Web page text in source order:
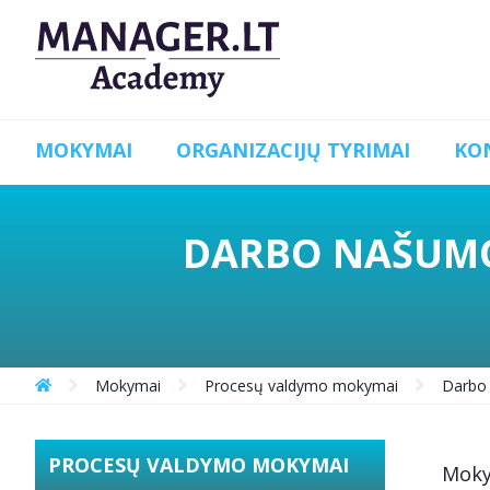
MOKYMAI ORGANIZACIJŲ TYRIMAI
DARBO
Mokymai Procesų valdymo mokymai
PROCESŲ VALDYMO MOKYMAI